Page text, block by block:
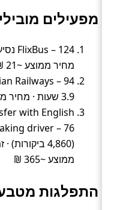
מפעילים
מחיר ממוצע ~21 ₪
3.9 שעות · מחיר ממוצע ~32 ₪
with English
ממוצע ~365 ₪
התפלגות